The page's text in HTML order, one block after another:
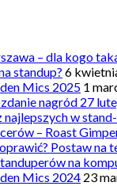
– dla kogo
standup? 6
Mics 2025 1
nagród 27
w
– Roast
Postaw na
na
Mics 2024 23